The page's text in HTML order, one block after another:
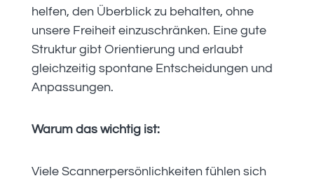
helfen, den Überblick zu behalten, ohne
unsere Freiheit einzuschränken. Eine gute
Struktur gibt Orientierung und erlaubt
gleichzeitig spontane Entscheidungen und
Anpassungen.
Warum das wichtig ist:
Viele Scannerpersönlichkeiten fühlen sich